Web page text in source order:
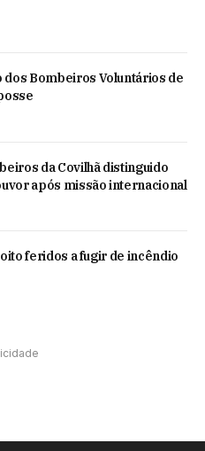
dos Bombeiros Voluntários de
da Covilhã distinguido
após missão internacional
feridos a fugir de incêndio